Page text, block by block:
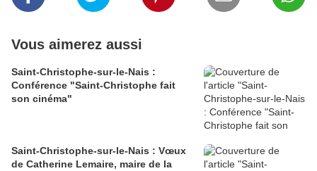
Vous aimerez aussi
Saint-Christophe-sur-le-Nais :
Conférence "Saint-Christophe fait
son cinéma"
Saint-Christophe-sur-le-Nais : Vœux
de Catherine Lemaire, maire de la